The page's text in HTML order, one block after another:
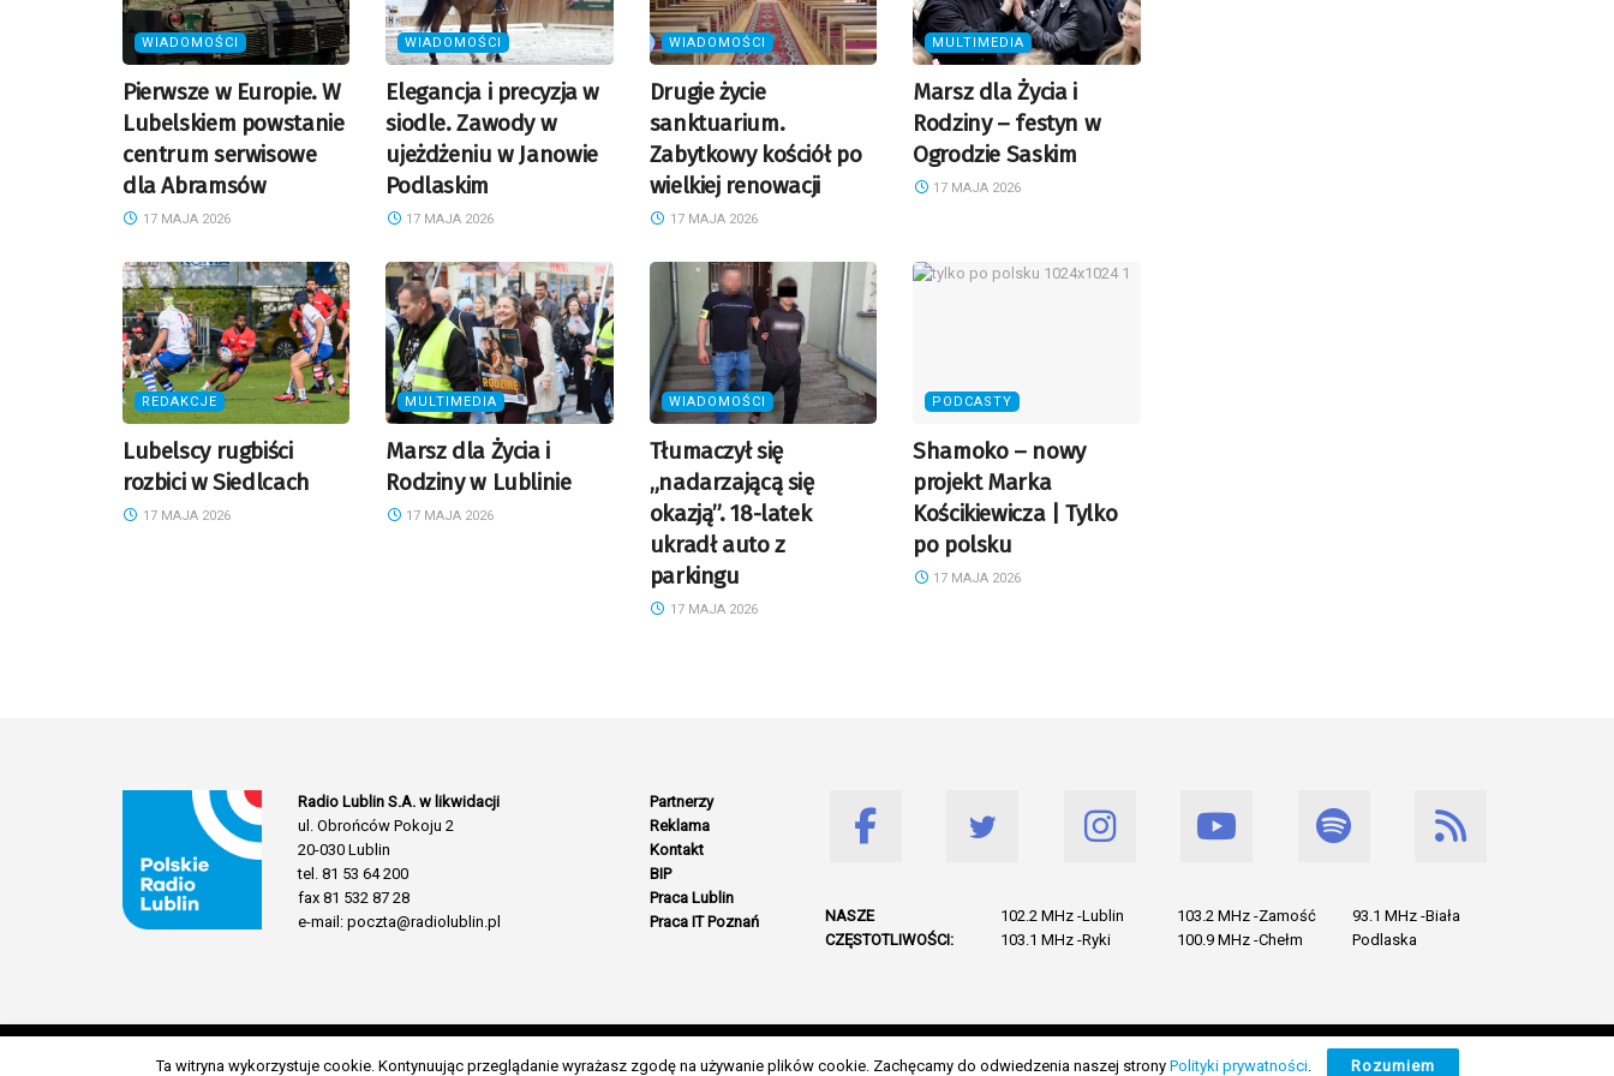
WIADOMOŚCI
Pierwsze w Europie. W
Lubelskiem powstanie
centrum serwisowe
dla Abramsów
17 MAJA 2026
WIADOMOŚCI
Elegancja i precyzja w
siodle. Zawody w
ujeżdżeniu w Janowie
Podlaskim
17 MAJA 2026
WIADOMOŚCI
Drugie życie
sanktuarium.
Zabytkowy kościół po
wielkiej renowacji
17 MAJA 2026
MULTIMEDIA
Marsz dla Życia i
Rodziny – festyn w
Ogrodzie Saskim
17 MAJA 2026
REDAKCJE
Lubelscy rugbiści
rozbici w Siedlcach
17 MAJA 2026
MULTIMEDIA
Marsz dla Życia i
Rodziny w Lublinie
17 MAJA 2026
WIADOMOŚCI
Tłumaczył się
„nadarzającą się
okazją”. 18-latek
ukradł auto z
parkingu
17 MAJA 2026
PODCASTY
Shamoko – nowy
projekt Marka
Kościkiewicza | Tylko
po polsku
17 MAJA 2026
Radio Lublin S.A. w likwidacji
ul. Obrońców Pokoju 2
20-030 Lublin
tel. 81 53 64 200
fax 81 532 87 28
e-mail: poczta@radiolublin.pl
Partnerzy
Reklama
Kontakt
BIP
Praca Lublin
Praca IT Poznań
NASZE
CZĘSTOTLIWOŚCI:
102.2 MHz -Lublin
103.1 MHz -Ryki
103.2 MHz -Zamość
100.9 MHz -Chełm
93.1 MHz -Biała
Podlaska
© 2026 Wszelkie prawa zastrzeżone. Radio Lublin S.A. w likwidacji
Ta witryna wykorzystuje cookie. Kontynuując przeglądanie wyrażasz zgodę na używanie plików cookie. Zachęcamy do odwiedzenia naszej strony Polityki prywatności. Rozumiem